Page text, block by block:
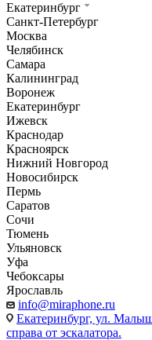
Екатеринбург
Санкт-Петербург
Москва
Челябинск
Самара
Калининград
Воронеж
Екатеринбург
Ижевск
Краснодар
Красноярск
Нижний Новгород
Новосибирск
Пермь
Саратов
Сочи
Тюмень
Ульяновск
Уфа
Чебоксары
Ярославль
info@miraphone.ru
Екатеринбург, ул.
справа от эскалатора.